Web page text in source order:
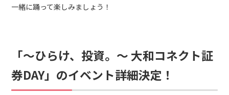
一緒に踊って楽しみましょう！
「～ひらけ、投資。～ 大和コネクト証
券DAY」のイベント詳細決定！